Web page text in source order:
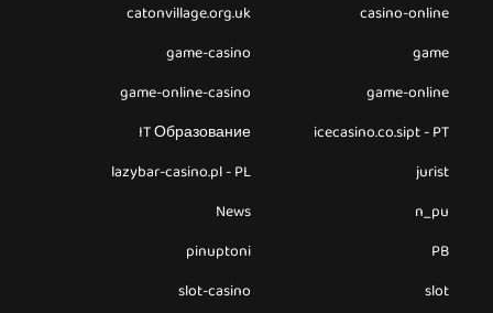
casino-online
catonvillage.org.uk
game
game-casino
game-online
game-online-casino
icecasino.co.sipt - PT
IT Образование
jurist
lazybar-casino.pl - PL
n_pu
News
PB
pinuptoni
slot
slot-casino